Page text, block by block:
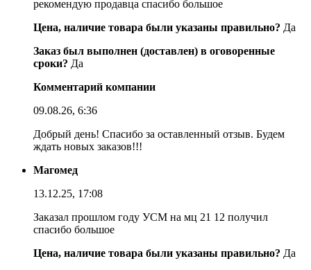
рекомендую продавца спасибо большое
Цена, наличие товара были указаны правильно? Да
Заказ был выполнен (доставлен) в оговоренные
сроки? Да
Комментарий компании
09.08.26, 6:36
Добрый день! Спасибо за оставленный отзыв. Будем
ждать новых заказов!!!
Магомед
13.12.25, 17:08
Заказал прошлом году УСМ на мц 21 12 получил
спасибо большое
Цена, наличие товара были указаны правильно? Да